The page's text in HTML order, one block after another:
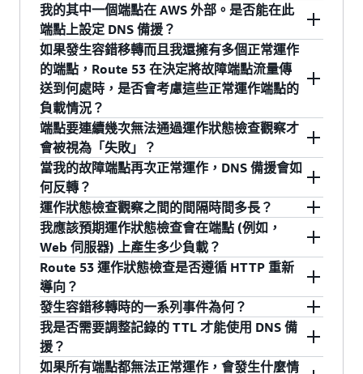
ELB 設定的資源紀錄與自己的運作狀態檢查建立
關聯，因為 Route 53 會代您將它與 Route 53 管
理的運作狀態檢查關聯在一起。ELB 運作狀態檢
查還會繼承該 ELB 後端執行個體的運作狀態檢
查。如需了解有關使用 ELB 端點進行 DNS 備援的
詳細資訊，請參閱Route 53 開發人員指南。
是。您可以透過 Amazon Route 53 主控台設定
Elastic Load Balancer 和 Amazon S3 網站儲存貯
體的 DNS 備援，這種方法無須建立您自己的運作
狀態檢查。對於這些端點類型，Route 53 會代表
您自動建立和管理運作狀態檢查，而這些運作狀
態檢查會在您建立指向 ELB 或 S3 網站儲存貯體的
別名記錄和在該別名記錄上啟用 "Evaluate Target
Health" 參數時使用。
對於所有其他端點，當您為該端點建立運作狀態
檢查時，可以指定 DNS 名稱 (例如
www.example.com) 或該端點的 IP 位址。
我的其中一個端點在 AWS 外部。是否能在此
端點上設定 DNS 備援？
是。就像可以建立指向 AWS 外部地址的 Route 53
資源紀錄一樣，您可以針對在 AWS 外部執行的應
用程式部分設定運作狀態檢查，並且可以容錯移
轉到您選擇的任何端點，無論位置為何。例如，
您可以有一個在 AWS 外部資料中心執行的舊版應
用程式，並在 AWS 內部執行該應用程式的備份執
行個體。您可以為在 AWS 外部執行的舊版應用程
式設定運作狀態檢查，如果該應用程式未能通過
運作狀態檢查，您就可以自動容錯移轉到 AWS 中
的備份執行個體。
如果發生容錯移轉而且我還擁有多個正常運作
的端點，Route 53 在決定將故障端點流量傳
送到何處時，是否會考慮這些正常運作端點的
負載情況？
不會，Route 53 不會根據端點的負載或可用流量
的容量來決定路由目標。您將需要確保其他端點
有可用的容量，或這些端點具有擴展能力，以處
理流向故障端點的流量。
端點要連續幾次無法通過運作狀態檢查觀察才
會被視為「失敗」？
預設閾值為三次運作狀態檢查觀察：當端點連續
三次運作狀態檢查觀察失敗，Route 53 將其視為
失敗。但是，Route 53 會繼續對此端點執行運作
狀態檢查觀察，並在它通過三次連續的運作狀態
檢查觀察後重新向其傳送流量。您可以將此閾值
變更為 1 到 10 次觀察之間的任何值。有關更多詳
細資訊，請參閱Amazon Route 53 開發人員指
南。
當我的故障端點再次正常運作，DNS 備援會如
何反轉？
失敗的端點通過您在建立運作狀態檢查時指定的
連續運作狀態檢查觀察次數後 (預設閾值為三次觀
察)，Route 53 將自動恢復其 DNS 記錄，並且繼
續傳送流量到該端點，您無須進行任何動作。
運作狀態檢查觀察之間的間隔時間多長？
在預設情況下，運作狀態檢查觀察每隔 30 秒執行
一次。您可以選擇快速觀察間隔時間 10 秒。
透過以高出三倍的頻率執行檢查，快速間隔運作
狀態檢查讓 Route 53 能夠更快地確認有端點發生
故障，縮短 DNS 備援重新導向流量以回應端點故
障所需的時間。
我應該預期運作狀態檢查會在端點 (例如，
Web 伺服器) 上產生多少負載？
每個運作狀態檢查都從全球多個位置執行。位置
的數量和組合是可設定的；您可以使用 Amazon
Route 53 主控台或 API 來修改要進行每個運作狀
態檢查的位置數量。每個位置都以您所選的間隔
單獨檢查端點：預設的間隔為 30 秒，可選的快速
Route 53 運作狀態檢查是否遵循 HTTP 重新
導向？
否。Route 53 運作狀態檢查將 HTTP 3xx 代碼視
為成功的回應，因此這些檢查不會遵循重新導
向。這可能會導致字串比對運作狀態檢查出現異
發生容錯移轉時的一系列事件為何？
簡單來說，如果運作狀態檢查失敗並發生容錯移
轉，將會發生下列事件：
我是否需要調整記錄的 TTL 才能使用 DNS 備
援？
如果所有端點都無法正常運作，會發生什麼情